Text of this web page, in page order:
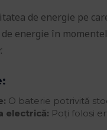
de energie pe
energie în
O baterie potrivită
electrică: Poți folosi